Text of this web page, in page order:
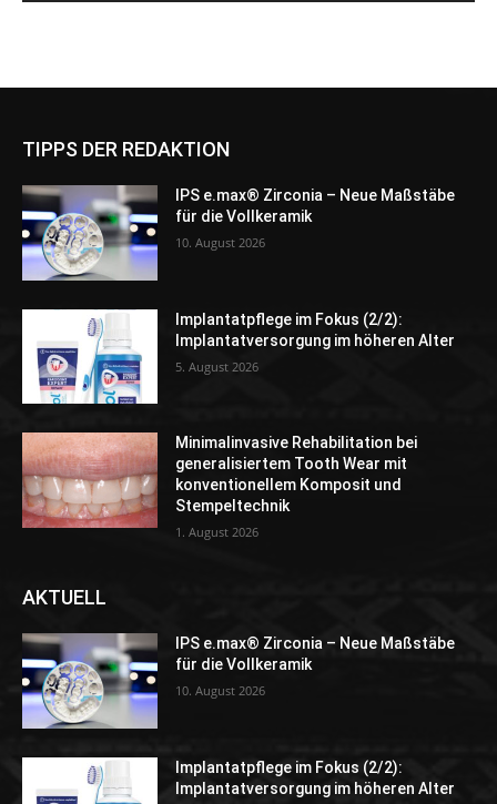
TIPPS DER REDAKTION
IPS e.max® Zirconia – Neue Maßstäbe
für die Vollkeramik
10. August 2026
Implantatpflege im Fokus (2/2):
Implantatversorgung im höheren Alter
5. August 2026
Minimalinvasive Rehabilitation bei
generalisiertem Tooth Wear mit
konventionellem Komposit und
Stempeltechnik
1. August 2026
AKTUELL
IPS e.max® Zirconia – Neue Maßstäbe
für die Vollkeramik
10. August 2026
Implantatpflege im Fokus (2/2):
Implantatversorgung im höheren Alter